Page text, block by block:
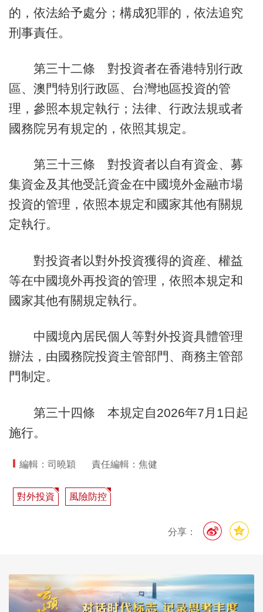
的，依法給予處分；構成犯罪的，依法追究
刑事責任。
第三十二條 對投資者在香港特別行政
區、澳門特別行政區、台灣地區投資的管
理，參照本規定執行；法律、行政法規或者
國務院另有規定的，依照其規定。
第三十三條 對投資者以自有資金、募
集資金及其他受託資金在中國境外金融市場
投資的管理，依照本規定和國家其他有關規
定執行。
對投資者以對外投資獲得的資産、權益
等在中國境外再投資的管理，依照本規定和
國家其他有關規定執行。
中國境內居民個人等對外投資具體管理
辦法，由國務院投資主管部門、商務主管部
門制定。
第三十四條 本規定自2026年7月1日起
施行。
編輯：司曉穎 責任編輯：焦健
對外投資 風險防控
分享：